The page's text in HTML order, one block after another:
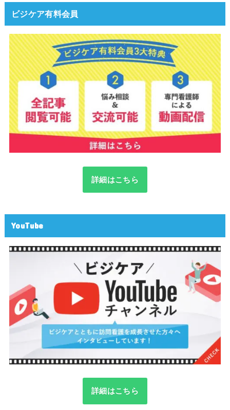
ビジケア有料会員
詳細はこちら
YouTube
詳細はこちら